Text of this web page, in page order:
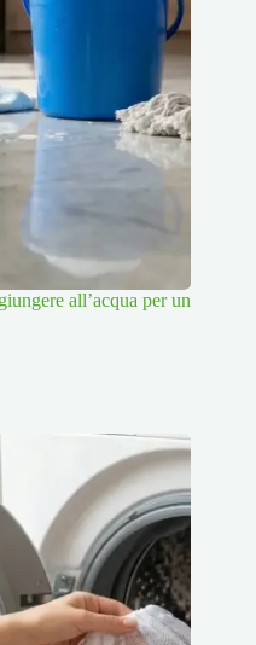
all’acqua per un